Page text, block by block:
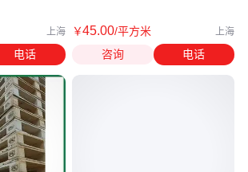
上海
电话
￥45.00/平方米 上海
咨询 电话